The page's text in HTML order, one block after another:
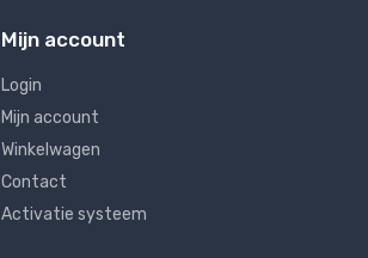
Mijn account
Login
Mijn account
Winkelwagen
Contact
Activatie systeem